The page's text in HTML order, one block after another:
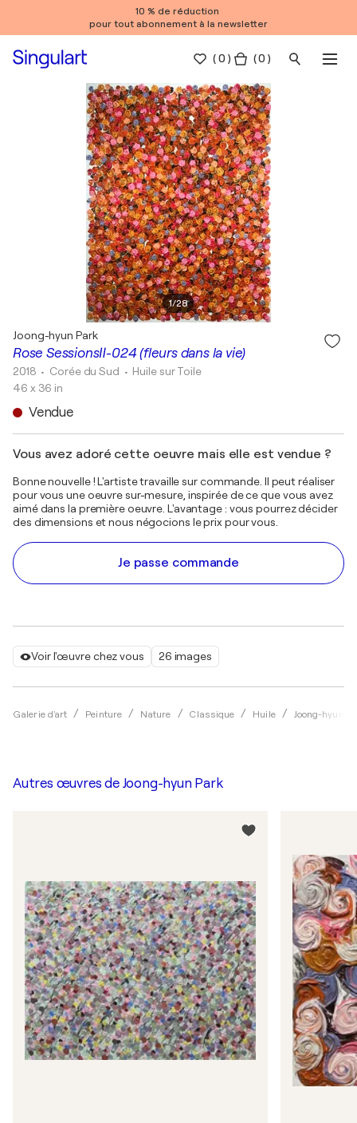
10 % de réduction
pour tout abonnement à la newsletter
(0 ) ( 0 )
1/28
Voir l'œuvre chez vous 26 images
Galerie d'art Peinture Nature Classique Huile Joong-hyun
Rose SessionsⅡ-024 (fleurs dans la vie)
Joong-hyun Park
2018 • Corée du Sud • Huile sur Toile
46 x 36 in
Vendue
Vous avez adoré cette oeuvre mais elle est vendue ?
Bonne nouvelle ! L'artiste travaille sur commande. Il peut réaliser
pour vous une oeuvre sur-mesure, inspirée de ce que vous avez
aimé dans la première oeuvre. L'avantage : vous pourrez décider
des dimensions et nous négocions le prix pour vous.
Je passe commande
Autres œuvres de Joong-hyun Park